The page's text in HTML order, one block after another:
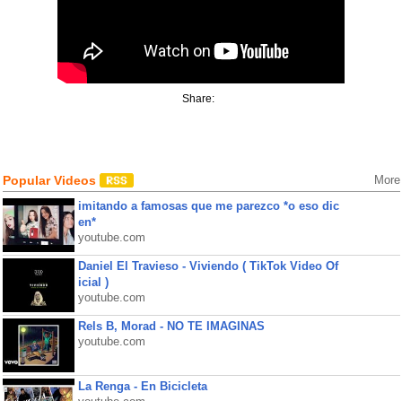
Share:
Popular Videos More
imitando a famosas que me parezco *o eso dic
en*
youtube.com
Daniel El Travieso - Viviendo ( TikTok Video Of
icial )
youtube.com
Rels B, Morad - NO TE IMAGINAS
youtube.com
La Renga - En Bicicleta